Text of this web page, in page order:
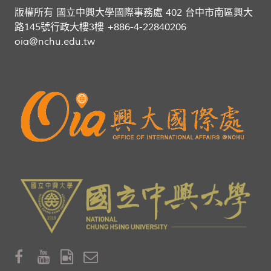
版權所有 國立中興大學國際事務處 402 台中市南區興大
路145號行政大樓3樓 +886-4-22840206
oia@nchu.edu.tw